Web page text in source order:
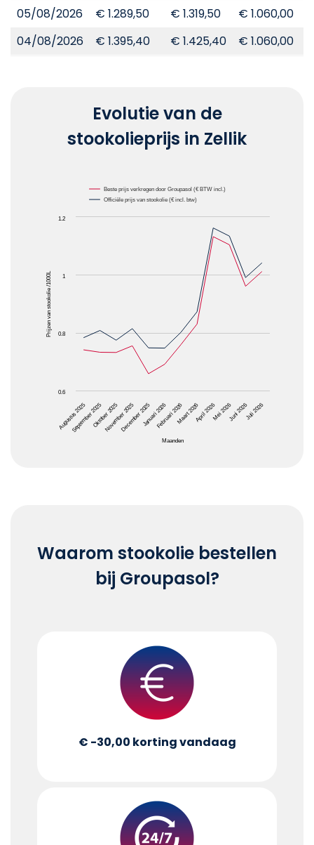
05/08/2026
€ 1.289,50 € 1.319,50 € 1.060,00
04/08/2026
€ 1.395,40 € 1.425,40 € 1.060,00
Evolutie van de
stookolieprijs in Zellik
Line chart with 2 lines.
The chart has 1 X axis displaying Maanden.
The chart has 1 Y axis displaying Prijzen van
Maanden
Prijzen van stookolie /1000L
Beste prijs verkregen door Groupasol (€ BTW incl.)
Officiële prijs van stookolie (€ incl. btw)
Augustus 2025
September 2025Oktober 2025
November 2025December 2025Januari 2026Februari 2026Maart 2026April 2026Mei 2026Juni 2026Juli 2026
0.6
0.8
1
1.2
Waarom stookolie bestellen
bij Groupasol?
€ -30,00 korting vandaag